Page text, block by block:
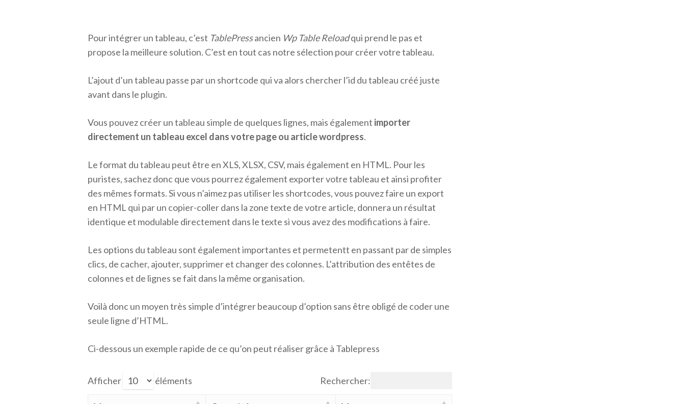
Pour intégrer un tableau, c’est TablePressancien Wp Table Reloadqui prend le pas et
propose la meilleure solution. C’est en tout cas notre sélection pour créer votre tableau.
L’ajout d’un tableau passe par un shortcode qui va alors chercher l’id du tableau créé juste
avant dans le plugin.
Vous pouvez créer un tableau simple de quelques lignes, mais également importer
directement un tableau excel dans votre page ou article wordpress.
Le format du tableau peut être en XLS, XLSX, CSV, mais également en HTML. Pour les
puristes, sachez donc que vous pourrez également exporter votre tableau et ainsi profiter
des mêmes formats. Si vous n’aimez pas utiliser les shortcodes, vous pouvez faire un export
en HTML qui par un copier-coller dans la zone texte de votre article, donnera un résultat
identique et modulable directement dans le texte si vous avez des modifications à faire.
Les options du tableau sont également importantes et permetentt en passant par de simples
clics, de cacher, ajouter, supprimer et changer des colonnes. L’attribution des entêtes de
colonnes et de lignes se fait dans la même organisation.
Voilà donc un moyen très simple d’intégrer beaucoup d’option sans être obligé de coder une
seule ligne d’HTML.
Ci-dessous un exemple rapide de ce qu’on peut réaliser grâce à Tablepress
Afficher éléments Rechercher: